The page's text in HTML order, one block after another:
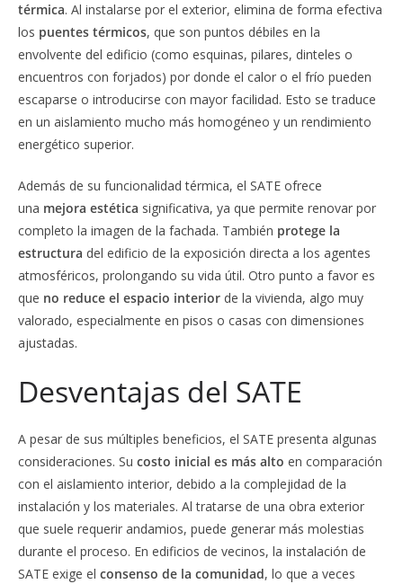
térmica. Al instalarse por el exterior, elimina de forma efectiva
los puentes térmicos, que son puntos débiles en la
envolvente del edificio (como esquinas, pilares, dinteles o
encuentros con forjados) por donde el calor o el frío pueden
escaparse o introducirse con mayor facilidad. Esto se traduce
en un aislamiento mucho más homogéneo y un rendimiento
energético superior.
Además de su funcionalidad térmica, el SATE ofrece
una mejora estética significativa, ya que permite renovar por
completo la imagen de la fachada. También protege la
estructura del edificio de la exposición directa a los agentes
atmosféricos, prolongando su vida útil. Otro punto a favor es
que no reduce el espacio interior de la vivienda, algo muy
valorado, especialmente en pisos o casas con dimensiones
ajustadas.
Desventajas del SATE
A pesar de sus múltiples beneficios, el SATE presenta algunas
consideraciones. Su costo inicial es más alto en comparación
con el aislamiento interior, debido a la complejidad de la
instalación y los materiales. Al tratarse de una obra exterior
que suele requerir andamios, puede generar más molestias
durante el proceso. En edificios de vecinos, la instalación de
SATE exige el consenso de la comunidad, lo que a veces